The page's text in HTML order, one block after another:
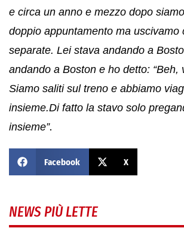
e circa un anno e mezzo dopo
doppio appuntamento ma uscivamo
separate. Lei stava andando a
andando a Boston e ho detto: “Beh,
Siamo saliti sul treno e abbiamo
insieme.Di fatto la stavo solo
insieme”.
Facebook X
NEWS PIÙ LETTE